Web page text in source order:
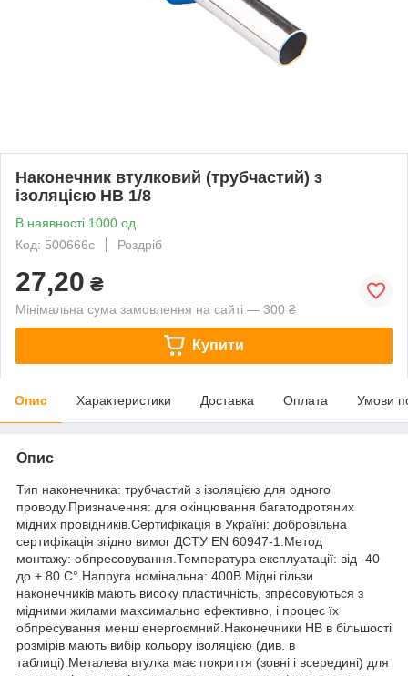
Наконечник втулковий (трубчастий) з
ізоляцією HB 1/8
В наявності 1000 од.
Код: 500666с
Роздріб
27,20 ₴
Мінімальна сума замовлення на сайті — 300 ₴
Купити
Опис Характеристики Доставка Оплата Умови
Опис
Тип наконечника: трубчастий з ізоляцією для одного
проводу.Призначення: для окінцювання багатодротяних
мідних провідників.Сертифікація в Україні: добровільна
сертифікація згідно вимог ДСТУ EN 60947-1.Метод
монтажу: обпресовування.Температура експлуатації: від -40
до + 80 С°.Напруга номінальна: 400В.Мідні гільзи
наконечників мають високу пластичність, зпресовуються з
мідними жилами максимально ефективно, і процес їх
обпресування менш енергоємний.Наконечники HB в більшості
розмірів мають вибір кольору ізоляцією (див. в
таблиці).Металева втулка має покриття (зовні і всередині) для